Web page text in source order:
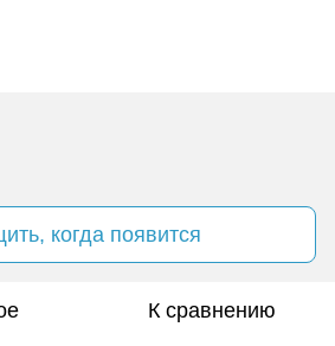
когда появится
К сравнению